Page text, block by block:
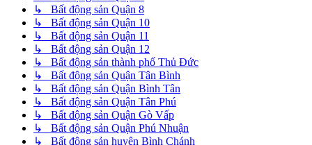
↳ Bất động sản Quận 8
↳ Bất động sản Quận 10
↳ Bất động sản Quận 11
↳ Bất động sản Quận 12
↳ Bất động sản thành phố Thủ Đức
↳ Bất động sản Quận Tân Bình
↳ Bất động sản Quận Bình Tân
↳ Bất động sản Quận Tân Phú
↳ Bất động sản Quận Gò Vấp
↳ Bất động sản Quận Phú Nhuận
↳ Bất động sản huyện Bình Chánh